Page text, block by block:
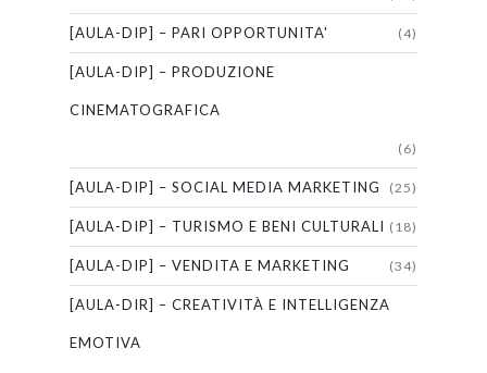
[AULA-DIP] – PARI OPPORTUNITA' (4)
[AULA-DIP] – PRODUZIONE
CINEMATOGRAFICA
(6)
[AULA-DIP] – SOCIAL MEDIA MARKETING (25)
[AULA-DIP] – TURISMO E BENI CULTURALI (18)
[AULA-DIP] – VENDITA E MARKETING (34)
[AULA-DIR] – CREATIVITÀ E INTELLIGENZA
EMOTIVA